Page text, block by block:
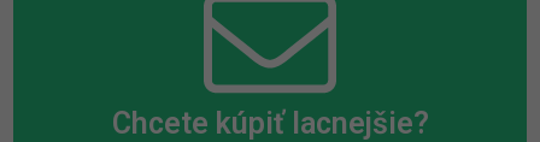
Chcete kúpiť lacnejšie?